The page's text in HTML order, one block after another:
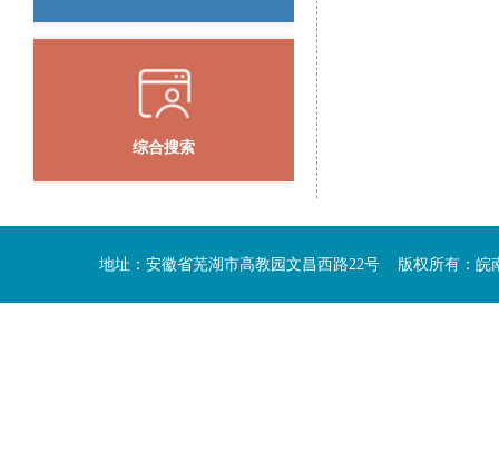
综合搜索
地址：安徽省芜湖市高教园文昌西路22号 版权所有：